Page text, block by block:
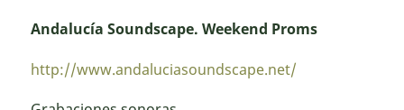
Andalucía Soundscape. Weekend Proms
http://www.andaluciasoundscape.net/